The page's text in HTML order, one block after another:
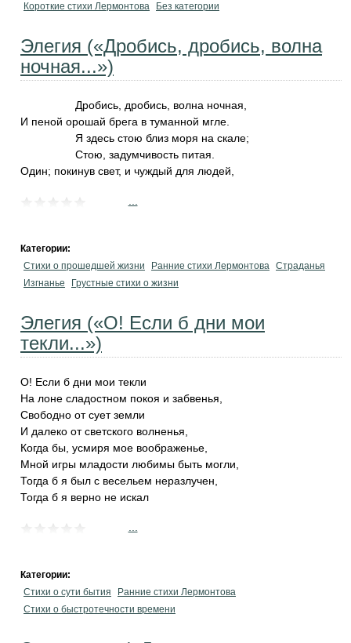
Короткие стихи Лермонтова
Без категории
Элегия («Дробись, дробись, волна
ночная...»)
Дробись, дробись, волна ночная,
И пеной орошай брега в туманной мгле.
Я здесь стою близ моря на скале;
Стою, задумчивость питая.
Один; покинув свет, и чуждый для людей,
Категории:
Стихи о прошедшей жизни
Ранние стихи Лермонтова Страданья
Изгнанье
Грустные стихи о жизни
Элегия («О! Если б дни мои
текли...»)
О! Если б дни мои текли
На лоне сладостном покоя и забвенья,
Свободно от сует земли
И далеко от светского волненья,
Когда бы, усмиря мое воображенье,
Мной игры младости любимы быть могли,
Тогда б я был с весельем неразлучен,
Тогда б я верно не искал
Категории:
Стихи о сути бытия
Ранние стихи Лермонтова
Стихи о быстротечности времени